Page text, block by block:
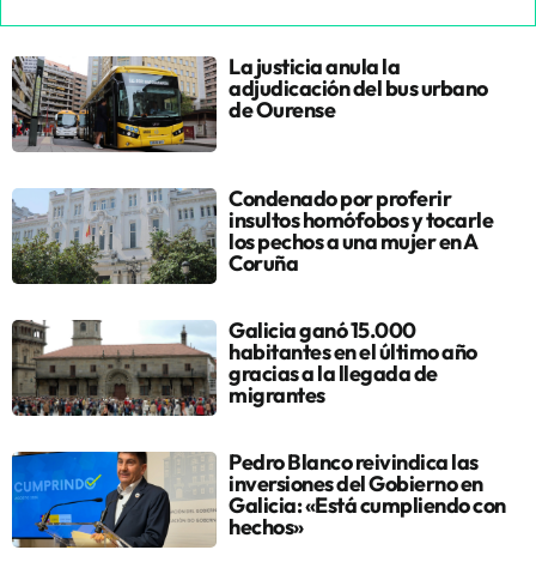
La justicia anula la
adjudicación del bus urbano
de Ourense
Condenado por proferir
insultos homófobos y tocarle
los pechos a una mujer en A
Coruña
Galicia ganó 15.000
habitantes en el último año
gracias a la llegada de
migrantes
Pedro Blanco reivindica las
inversiones del Gobierno en
Galicia: «Está cumpliendo con
hechos»